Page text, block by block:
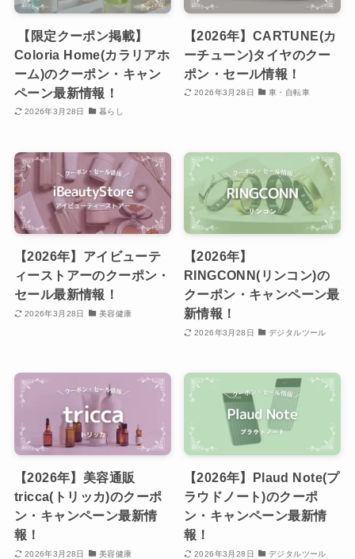
【限定クーポン掲載】
Coloria Home(カラリアホ
ーム)のクーポン・キャン
ペーン最新情報！
2026年3月28日 暮らし
【2026年】CARTUNE(カ
ーチューン)タイヤのクー
ポン・セール情報！
2026年3月28日 車・自転車
【2026年】アイビューテ
ィーストアーのクーポン・
セール最新情報！
2026年3月28日 美容健康
【2026年】
RINGCONN(リンコン)の
クーポン・キャンペーン最
新情報！
2026年3月28日 デジタルツール
【2026年】美容通販
tricca(トリッカ)のクーポ
ン・キャンペーン最新情
報！
2026年3月28日 美容健康
【2026年】Plaud Note(プ
ラウドノート)のクーポ
ン・キャンペーン最新情
報！
2026年3月28日 デジタルツール